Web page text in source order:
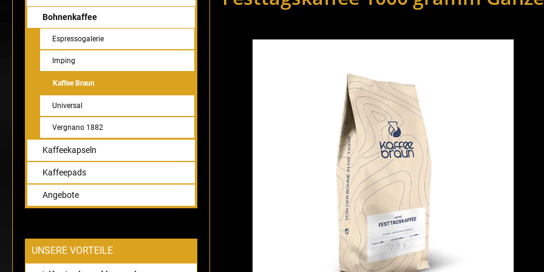
Bohnenkaffee
Espressogalerie
Imping
Kaffee Braun
Universal
Vergnano 1882
Kaffeekapseln
Kaffeepads
Angebote
UNSERE VORTEILE